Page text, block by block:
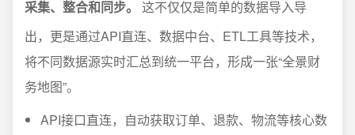
采集、整合和同步。
这不仅仅是简单的数据导入导
出，更是通过API直连、数据中台、ETL工具等技术，
将不同数据源实时汇总到统一平台，形成一张“全景财
务地图”。
API接口直连，自动获取订单、退款、物流等核心数